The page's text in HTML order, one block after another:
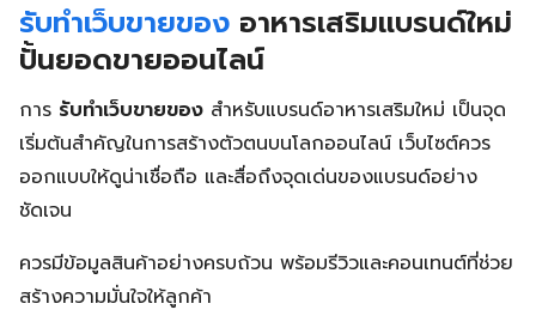
รับทำเว็บขายของ อาหารเสริมแบรนด์ใหม่
ปั้นยอดขายออนไลน์
การ รับทำเว็บขายของ สำหรับแบรนด์อาหารเสริมใหม่ เป็นจุด
เริ่มต้นสำคัญในการสร้างตัวตนบนโลกออนไลน์ เว็บไซต์ควร
ออกแบบให้ดูน่าเชื่อถือ และสื่อถึงจุดเด่นของแบรนด์อย่าง
ชัดเจน
ควรมีข้อมูลสินค้าอย่างครบถ้วน พร้อมรีวิวและคอนเทนต์ที่ช่วย
สร้างความมั่นใจให้ลูกค้า